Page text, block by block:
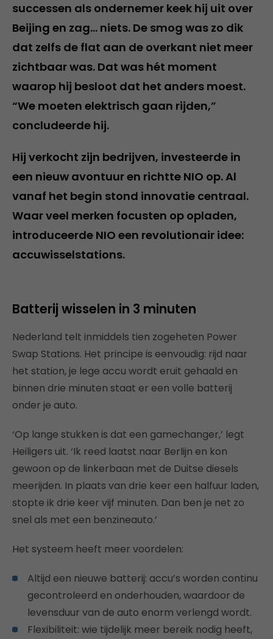
successen als ondernemer keek hij uit over
Beijing en zag… niets. De smog was zo dik
dat zelfs de flat aan de overkant niet meer
zichtbaar was. Dat was hét moment
waarop hij besloot dat het anders moest.
“We moeten elektrisch gaan rijden,”
concludeerde hij.
Hij verkocht zijn bedrijven, investeerde in
een nieuw avontuur en richtte NIO op. Al
vanaf het begin stond innovatie centraal.
Waar veel merken focusten op opladen,
introduceerde NIO een revolutionair idee:
accuwisselstations.
Batterij wisselen in 3 minuten
Nederland telt inmiddels tien zogeheten Power
Swap Stations. Het principe is eenvoudig: rijd naar
het station, je lege accu wordt eruit gehaald en
binnen drie minuten staat er een volle batterij
onder je auto.
‘Op lange stukken is dat een gamechanger,’ legt
Heiligers uit. ‘Ik reed laatst naar Berlijn en kon
gewoon op de linkerbaan met de Duitse diesels
meerijden. In plaats van drie keer een halfuur laden,
stopte ik drie keer vijf minuten. Dan ben je net zo
snel als met een benzineauto.’
Het systeem heeft meer voordelen:
Altijd een nieuwe batterij: accu’s worden continu
gecontroleerd en onderhouden, waardoor de
levensduur van de auto enorm verlengd wordt.
Flexibiliteit: wie tijdelijk meer bereik nodig heeft,